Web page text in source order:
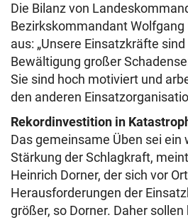
Die Bilanz von
Bezirkskommandant
aus: „Unsere Einsatzkräfte
Bewältigung großer
Sie sind hoch motiviert und
den anderen
Rekordinvestition in
Das gemeinsame Üben sei ein
Stärkung der Schlagkraft,
Heinrich Dorner, der sich vor
Herausforderungen der
größer, so Dorner. Daher